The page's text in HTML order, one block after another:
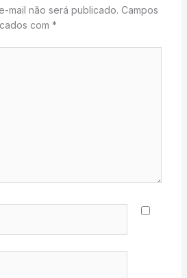
mail não será publicado. Campos
com *